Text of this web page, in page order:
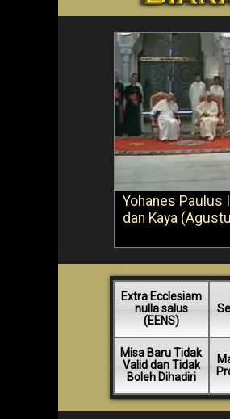
Yohanes Paulus
dan Kaya
Extra Ecclesiam
nulla salus
(EENS)
Misa Baru Tidak
Valid dan Tidak
Boleh Dihadiri